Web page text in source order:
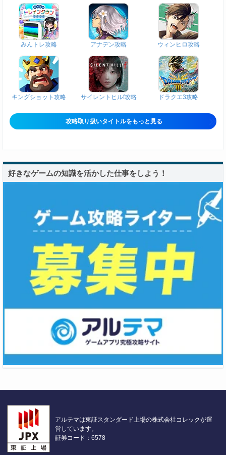
みんトレ攻略 アナデン攻略 ウィンヒロ攻略
キングショット攻略 サイレントヒルf攻略 ドラクエ3攻略
攻略取り扱いタイトルをもっと見る
好きなゲームの知識を活かした仕事をしよう！
アルテマは東証スタンダード上場の株式会社コレックが運
営しています。
証券コード：6578